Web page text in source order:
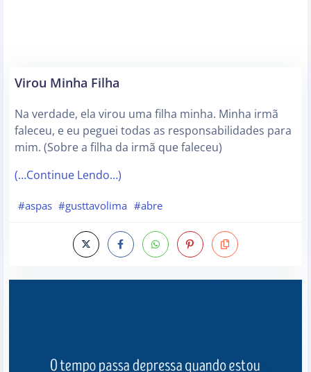
Virou Minha Filha
Na verdade, ela virou uma filha minha. Minha irmã
faleceu, e eu peguei todas as responsabilidades para
mim. (Sobre a filha da irmã que faleceu)
(…Continue Lendo…)
#aspas #gusttavolima #abre